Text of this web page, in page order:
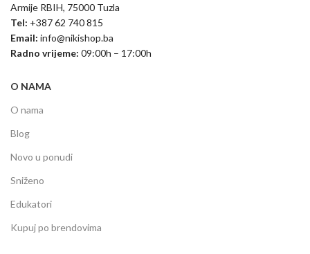
Armije RBIH, 75000 Tuzla
Tel: +387 62 740 815
Email: info@nikishop.ba
Radno vrijeme: 09:00h – 17:00h
O NAMA
O nama
Blog
Novo u ponudi
Sniženo
Edukatori
Kupuj po brendovima